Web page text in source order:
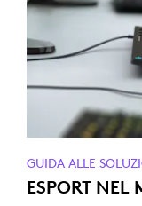
GUIDA ALLE
ESPORT NEL